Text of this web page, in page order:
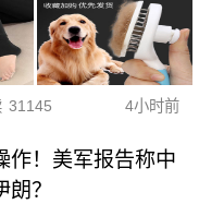
31145 4小时前
作！美军报告称中
？